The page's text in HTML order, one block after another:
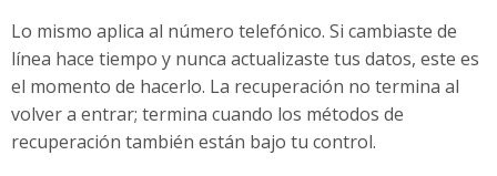
Lo mismo aplica al número telefónico. Si cambiaste de
línea hace tiempo y nunca actualizaste tus datos, este es
el momento de hacerlo. La recuperación no termina al
volver a entrar; termina cuando los métodos de
recuperación también están bajo tu control.